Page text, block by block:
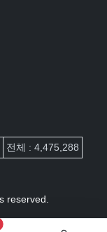
전체 : 4,475,288
reserved.
바구니 담은 개수